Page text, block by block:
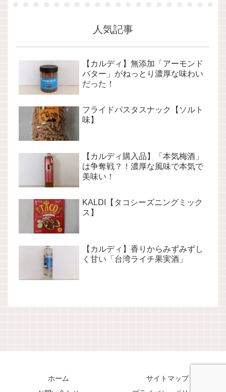
人気記事
【カルディ】無添加「アーモンド
バター」がねっとり濃厚な味わい
だった！
フライドパスタスナック【ソルト
味】
【カルディ購入品】「本気梅酒」
は争奪戦？！濃厚な風味で本気で
美味い！
KALDI【タコシーズニングミック
ス】
【カルディ】香りからみずみずし
く甘い「台湾ライチ果実酒」
ホーム
サイトマップ